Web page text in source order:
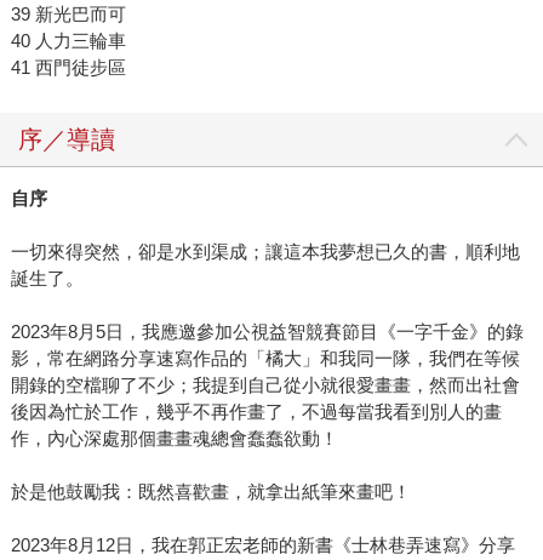
39 新光巴而可
40 人力三輪車
41 西門徒步區
序／導讀
自序
一切來得突然，卻是水到渠成；讓這本我夢想已久的書，順利地
誕生了。
2023年8月5日，我應邀參加公視益智競賽節目《一字千金》的錄
影，常在網路分享速寫作品的「橘大」和我同一隊，我們在等候
開錄的空檔聊了不少；我提到自己從小就很愛畫畫，然而出社會
後因為忙於工作，幾乎不再作畫了，不過每當我看到別人的畫
作，內心深處那個畫畫魂總會蠢蠢欲動！
於是他鼓勵我：既然喜歡畫，就拿出紙筆來畫吧！
2023年8月12日，我在郭正宏老師的新書《士林巷弄速寫》分享